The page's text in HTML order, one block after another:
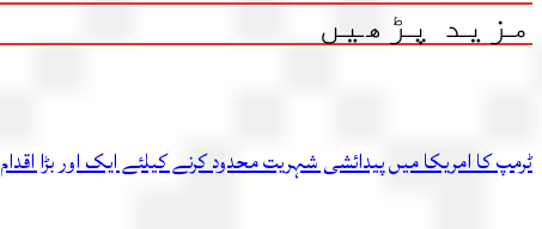
مزید پڑھیں
ٹرمپ کا امریکا میں پیدائشی شہریت محدود کرنے کیلئے ایک اور بڑا اقدام